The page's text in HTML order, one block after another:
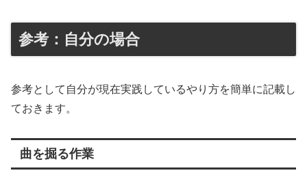
参考：自分の場合
参考として自分が現在実践しているやり方を簡単に記載し
ておきます。
曲を掘る作業